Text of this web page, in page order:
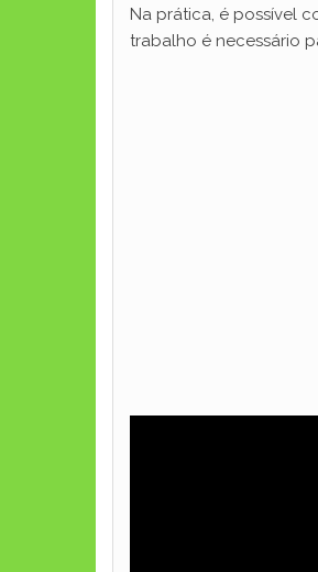
Na prática, é possível
trabalho é necessário